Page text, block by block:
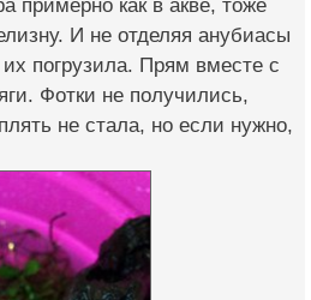
примерно как в акве, тоже
И не отделяя анубиасы
их погрузила. Прям вместе с
Фотки не получились,
не стала, но если нужно,